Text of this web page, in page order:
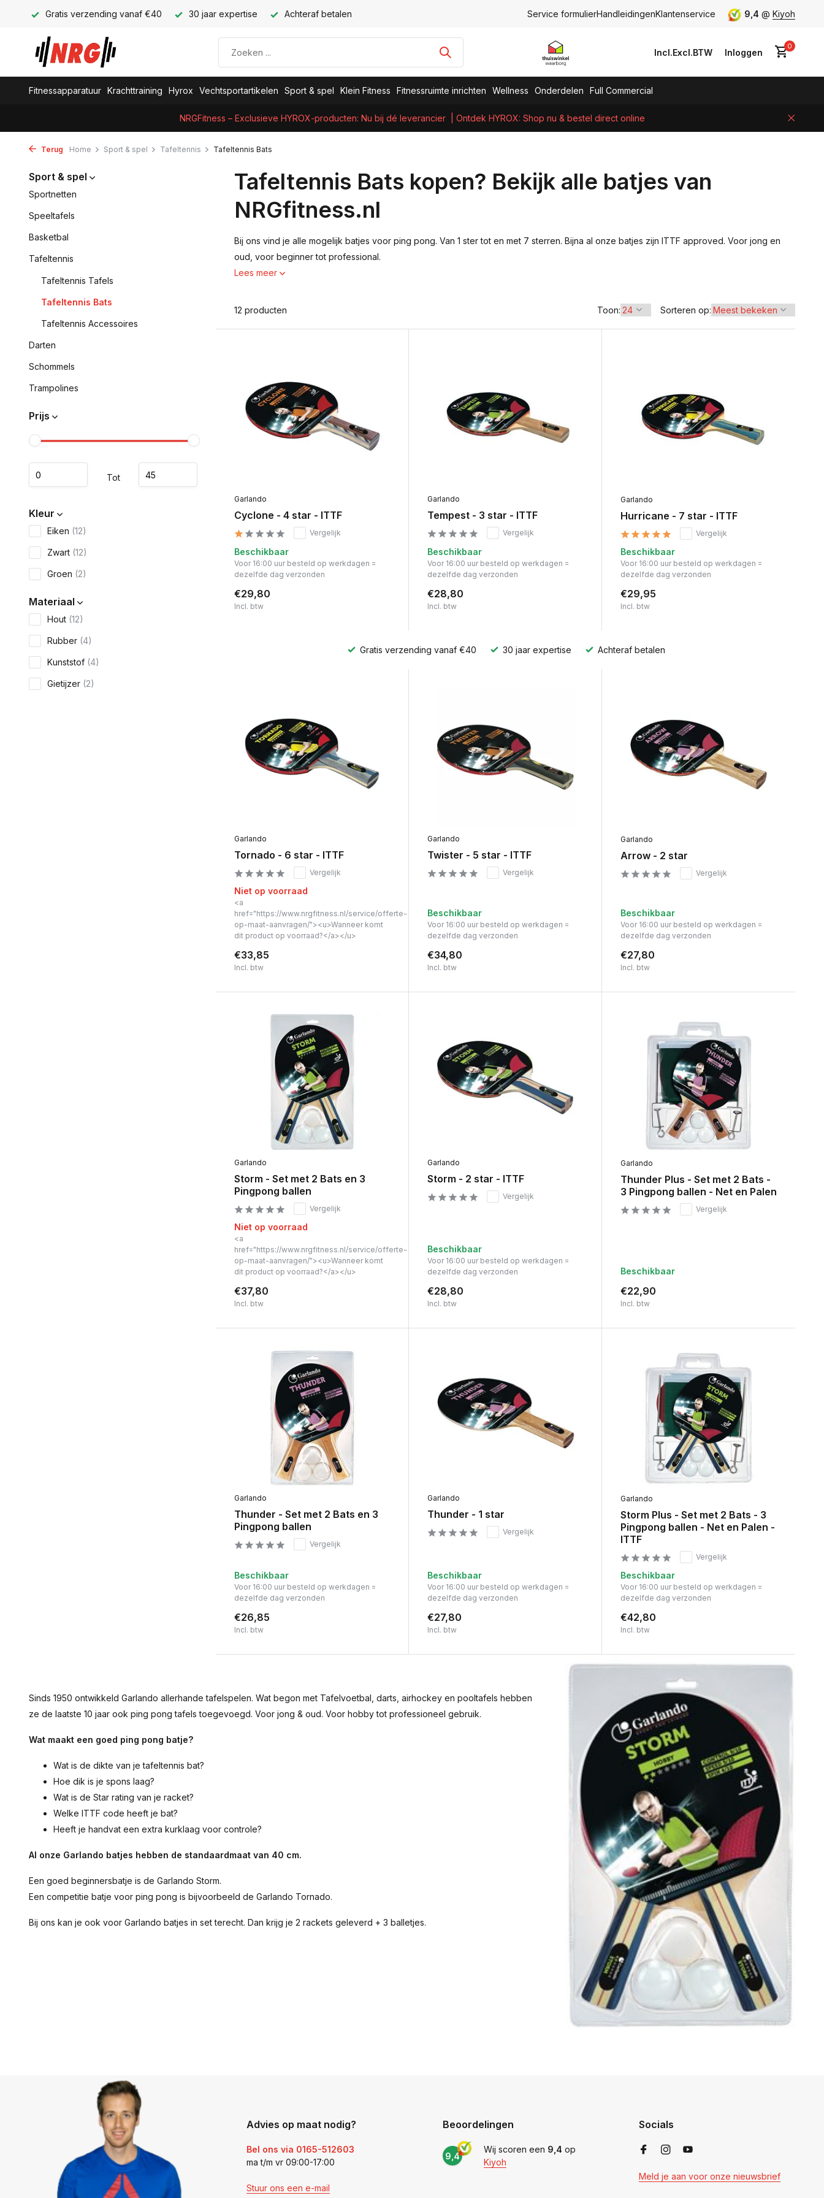
Gratis verzending vanaf €40 30 jaar expertise Achteraf betalen Service formulierHandleidingenKlantenservice 9,4 @ Kiyoh
Incl.Excl.BTW Inloggen
0
Fitnessapparatuur Krachttraining Hyrox Vechtsportartikelen Sport & spel Klein Fitness Fitnessruimte inrichten Wellness Onderdelen Full Commercial
NRGFitness – Exclusieve HYROX-producten: Nu bij dé leverancier | Ontdek HYROX: Shop nu & bestel direct online
Terug Home Sport & spel Tafeltennis Tafeltennis Bats
Sport & spel
Sportnetten
Speeltafels
Basketbal
Tafeltennis
Tafeltennis Tafels
Tafeltennis Bats
Tafeltennis Accessoires
Darten
Schommels
Trampolines
Prijs
Tot
Kleur
Eiken (12)
Zwart (12)
Groen (2)
Materiaal
Hout (12)
Rubber (4)
Kunststof (4)
Gietijzer (2)
Tafeltennis Bats kopen? Bekijk alle batjes van
NRGfitness.nl
Bij ons vind je alle mogelijk batjes voor ping pong. Van 1 ster tot en met 7 sterren. Bijna al onze batjes zijn ITTF approved. Voor jong en
oud, voor beginner tot professional.
Lees meer
12 producten Toon: Sorteren op:
Garlando
Cyclone - 4 star - ITTF
Vergelijk
Beschikbaar
Voor 16:00 uur besteld op werkdagen =
dezelfde dag verzonden
€29,80
Incl. btw
Garlando
Tempest - 3 star - ITTF
Vergelijk
Beschikbaar
Voor 16:00 uur besteld op werkdagen =
dezelfde dag verzonden
€28,80
Incl. btw
Garlando
Hurricane - 7 star - ITTF
Vergelijk
Beschikbaar
Voor 16:00 uur besteld op werkdagen =
dezelfde dag verzonden
€29,95
Incl. btw
Gratis verzending vanaf €40 30 jaar expertise Achteraf betalen
Garlando
Tornado - 6 star - ITTF
Vergelijk
Niet op voorraad
<a
href="https://www.nrgfitness.nl/service/offerte-
op-maat-aanvragen/"><u>Wanneer komt
dit product op voorraad?</a></u>
€33,85
Incl. btw
Garlando
Twister - 5 star - ITTF
Vergelijk
Beschikbaar
Voor 16:00 uur besteld op werkdagen =
dezelfde dag verzonden
€34,80
Incl. btw
Garlando
Arrow - 2 star
Vergelijk
Beschikbaar
Voor 16:00 uur besteld op werkdagen =
dezelfde dag verzonden
€27,80
Incl. btw
Garlando
Storm - Set met 2 Bats en 3
Pingpong ballen
Vergelijk
Niet op voorraad
<a
href="https://www.nrgfitness.nl/service/offerte-
op-maat-aanvragen/"><u>Wanneer komt
dit product op voorraad?</a></u>
€37,80
Incl. btw
Garlando
Storm - 2 star - ITTF
Vergelijk
Beschikbaar
Voor 16:00 uur besteld op werkdagen =
dezelfde dag verzonden
€28,80
Incl. btw
Garlando
Thunder Plus - Set met 2 Bats -
3 Pingpong ballen - Net en Palen
Vergelijk
Beschikbaar
€22,90
Incl. btw
Garlando
Thunder - Set met 2 Bats en 3
Pingpong ballen
Vergelijk
Beschikbaar
Voor 16:00 uur besteld op werkdagen =
dezelfde dag verzonden
€26,85
Incl. btw
Garlando
Thunder - 1 star
Vergelijk
Beschikbaar
Voor 16:00 uur besteld op werkdagen =
dezelfde dag verzonden
€27,80
Incl. btw
Garlando
Storm Plus - Set met 2 Bats - 3
Pingpong ballen - Net en Palen -
ITTF
Vergelijk
Beschikbaar
Voor 16:00 uur besteld op werkdagen =
dezelfde dag verzonden
€42,80
Incl. btw
Sinds 1950 ontwikkeld Garlando allerhande tafelspelen. Wat begon met Tafelvoetbal, darts, airhockey en pooltafels hebben
ze de laatste 10 jaar ook ping pong tafels toegevoegd. Voor jong & oud. Voor hobby tot professioneel gebruik.
Wat maakt een goed ping pong batje?
Wat is de dikte van je tafeltennis bat?
Hoe dik is je spons laag?
Wat is de Star rating van je racket?
Welke ITTF code heeft je bat?
Heeft je handvat een extra kurklaag voor controle?
Al onze Garlando batjes hebben de standaardmaat van 40 cm.
Een goed beginnersbatje is de Garlando Storm.
Een competitie batje voor ping pong is bijvoorbeeld de Garlando Tornado.
Bij ons kan je ook voor Garlando batjes in set terecht. Dan krijg je 2 rackets geleverd + 3 balletjes.
Advies op maat nodig?
Bel ons via 0165-512603
ma t/m vr 09:00-17:00
Stuur ons een e-mail
Beoordelingen
9,4
Wij scoren een 9,4 op
Kiyoh
Socials
Meld je aan voor onze nieuwsbrief